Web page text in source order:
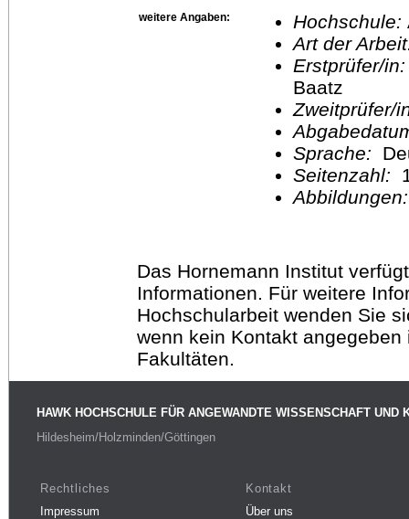
weitere Angaben: Hochschule:
Art der
Erstprüfer/
Baatz
Sprache:
Seitenzahl:
Das Hornemann Institut
Informationen. Für weitere
Hochschularbeit wenden Sie
wenn kein Kontakt
Fakultäten.
HAWK HOCHSCHULE FÜR ANGEWANDTE WISSENSCHAFT UND
Hildesheim/Holzminden/Göttingen
Rechtliches
Impressum
Kontakt
Über uns